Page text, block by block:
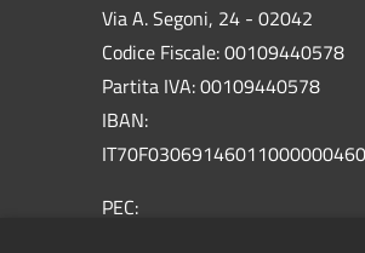
Via A. Segoni, 24 - 02042
Codice Fiscale: 00109440578
Partita IVA: 00109440578
IBAN:
PEC: